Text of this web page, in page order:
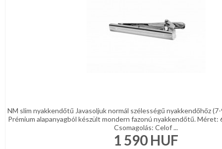
NM slim nyakkendőtű Javasoljuk normál szélességű nyakkendőhőz
Prémium alapanyagból készült mondern fazonú nyakkendőtű. Méret:
Csomagolás: Celof ...
1 590 HUF